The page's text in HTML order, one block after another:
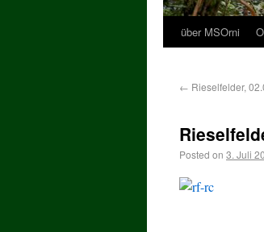
über MSOrni
← Rieselfelder,
Posted on 3. Juli